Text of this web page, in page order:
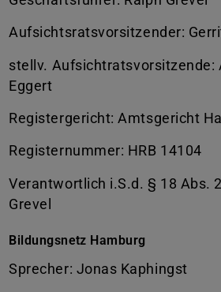
Aufsichtsratsvorsitzender:
stellv. Aufsichtratsvorsitzende:
Eggert
Registergericht: Amtsgericht
Registernummer: HRB 14104
Verantwortlich i.S.d. § 18 Abs.
Grevel
Bildungsnetz Hamburg
Sprecher: Jonas Kaphingst